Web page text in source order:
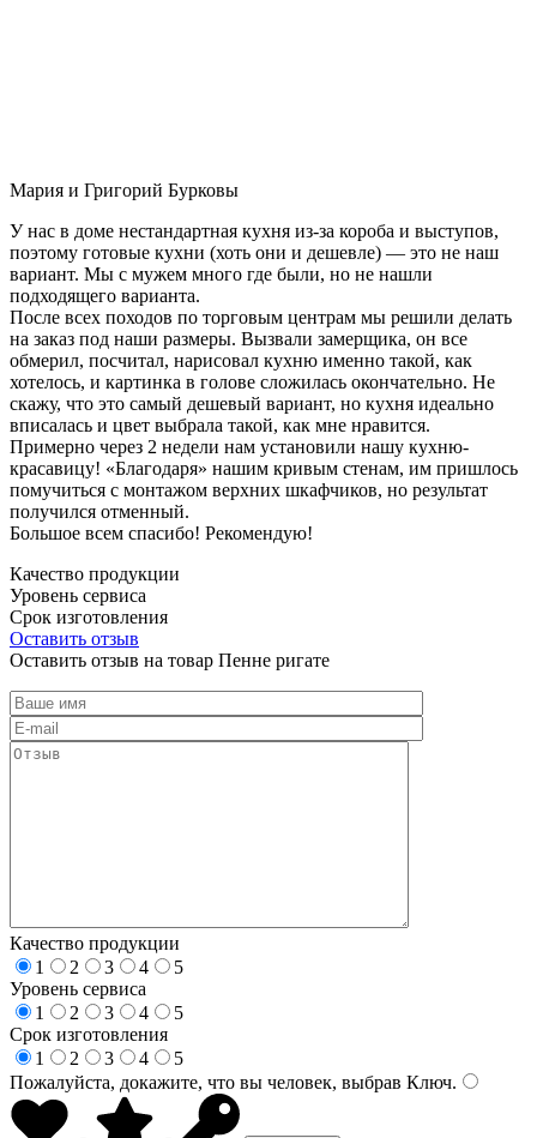
Мария и Григорий Бурковы
У нас в доме нестандартная кухня из-за короба и выступов,
поэтому готовые кухни (хоть они и дешевле) — это не наш
вариант. Мы с мужем много где были, но не нашли
подходящего варианта.
После всех походов по торговым центрам мы решили делать
на заказ под наши размеры. Вызвали замерщика, он все
обмерил, посчитал, нарисовал кухню именно такой, как
хотелось, и картинка в голове сложилась окончательно. Не
скажу, что это самый дешевый вариант, но кухня идеально
вписалась и цвет выбрала такой, как мне нравится.
Примерно через 2 недели нам установили нашу кухню-
красавицу! «Благодаря» нашим кривым стенам, им пришлось
помучиться с монтажом верхних шкафчиков, но результат
получился отменный.
Большое всем спасибо! Рекомендую!
Качество продукции
Уровень сервиса
Срок изготовления
Оставить отзыв
Оставить отзыв на товар Пенне ригате
Качество продукции
1
2 3 4
5
Уровень сервиса
1
2 3 4
5
Срок изготовления
1
2 3 4
5
Пожалуйста, докажите, что вы человек, выбрав Ключ.